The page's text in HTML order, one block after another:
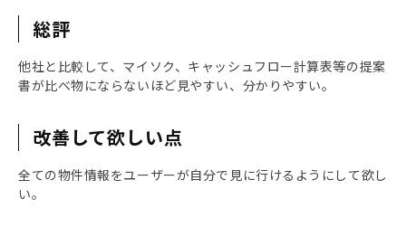
総評
他社と比較して、マイソク、キャッシュフロー計算表等の提案
書が比べ物にならないほど見やすい、分かりやすい。
改善して欲しい点
全ての物件情報をユーザーが自分で見に行けるようにして欲し
い。